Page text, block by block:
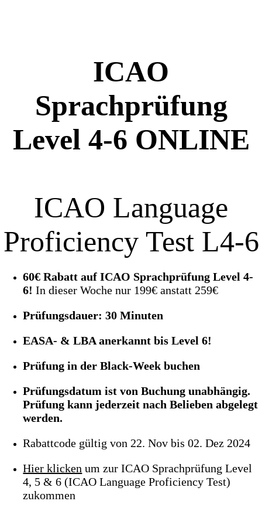
ICAO
Sprachprüfung
Level 4-6 ONLINE
ICAO Language
Proficiency Test L4-6
60€ Rabatt auf ICAO Sprachprüfung Level 4-
6!In dieser Woche nur 199€ anstatt 259€
Prüfungsdauer: 30 Minuten
EASA- & LBA anerkannt bis Level 6!
Prüfung in der Black-Week buchen
Prüfungsdatum ist von Buchung unabhängig.
Prüfung kann jederzeit nach Belieben abgelegt
werden.
Rabattcode gültig von 22. Nov bis 02. Dez 2024
Hier klicken um zur ICAO Sprachprüfung Level
4, 5 & 6 (ICAO Language Proficiency Test)
zukommen